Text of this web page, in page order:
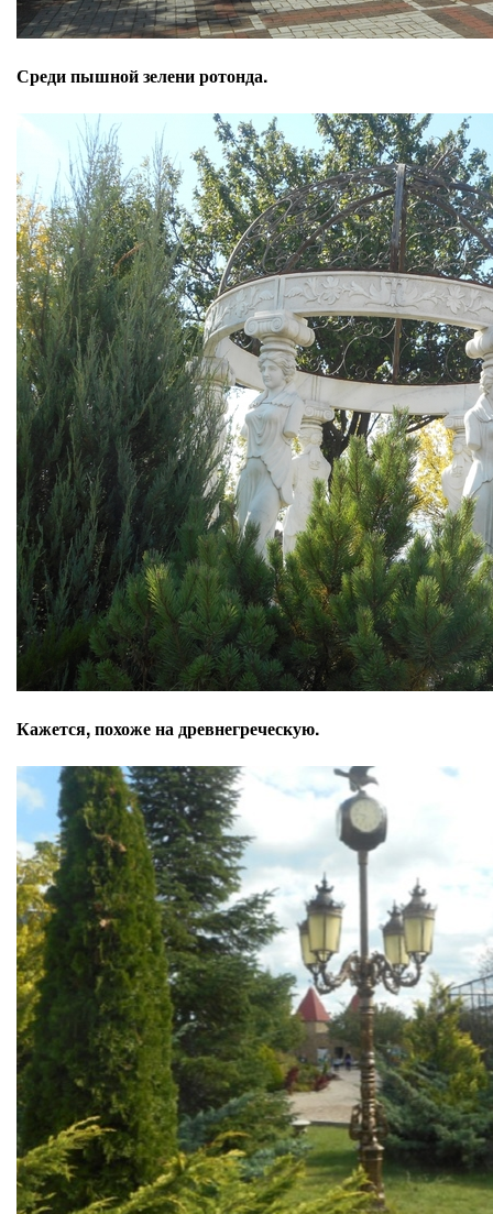
Среди пышной зелени ротонда.
Кажется, похоже на древнегреческую.